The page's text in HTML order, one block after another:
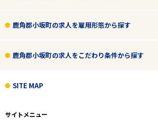
エリアで探す
秋田
鹿角郡小坂町
鹿角郡小坂町の求人を雇用形態から探す
鹿角郡小坂町の求人をこだわり条件から探す
SITE MAP
サイトメニュー